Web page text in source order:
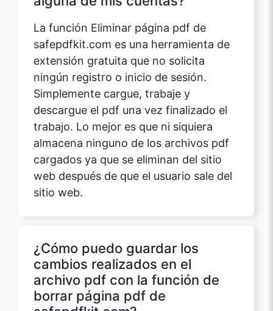
safepdfkit.com es una herramienta de
extensión gratuita que no solicita
ningún registro o inicio de sesión.
Simplemente cargue, trabaje y
descargue el pdf una vez finalizado el
trabajo. Lo mejor es que ni siquiera
almacena ninguno de los archivos pdf
cargados ya que se eliminan del sitio
web después de que el usuario sale del
sitio web.
¿Cómo puedo guardar los
cambios realizados en el
archivo pdf con la función de
borrar página pdf de
safepdfkit.com?